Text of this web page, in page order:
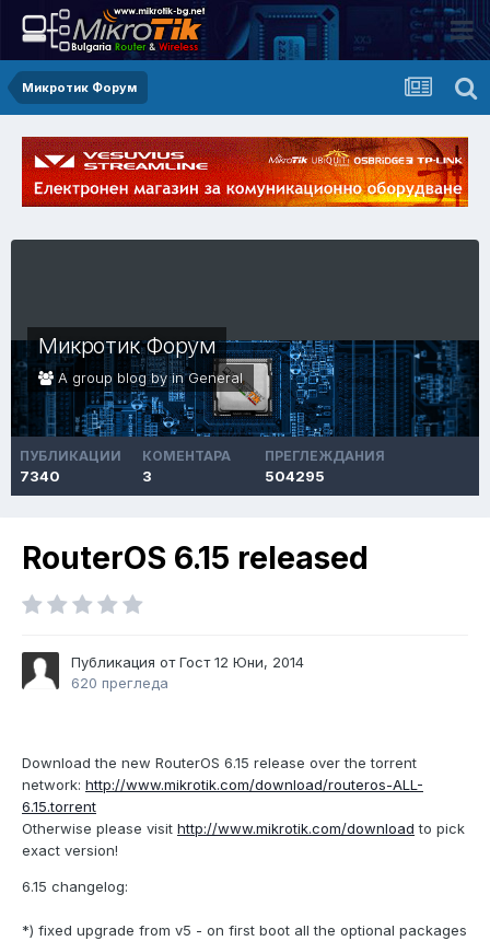
Микротик Форум
Микротик Форум
A group blog by inGeneral
ПУБЛИКАЦИИ
7340
КОМЕНТАРА
3
ПРЕГЛЕЖДАНИЯ
504295
RouterOS 6.15 released
Публикация от Гост12 Юни, 2014
620 прегледа
Download the new RouterOS 6.15 release over the torrent
network: http://www.mikrotik.com/download/routeros-ALL-
6.15.torrent
Otherwise please visit http://www.mikrotik.com/download to pick
exact version!
6.15 changelog:
*) fixed upgrade from v5 - on first boot all the optional packages